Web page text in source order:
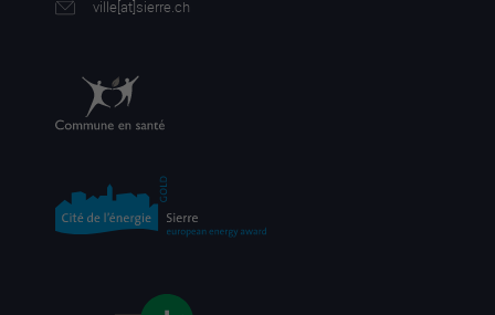
ville[at]sierre.ch